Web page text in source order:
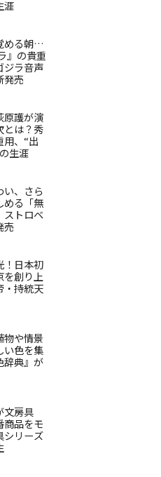
涯
める朝…
』の貴重
ジラ音声
発売
原護が演
とは？秀
用、“出
生涯
い、さら
める「無
ストロベ
売
！日本初
を創り上
・持統天
物や情景
い色を集
辞典』が
文房具
商品をモ
シリーズ